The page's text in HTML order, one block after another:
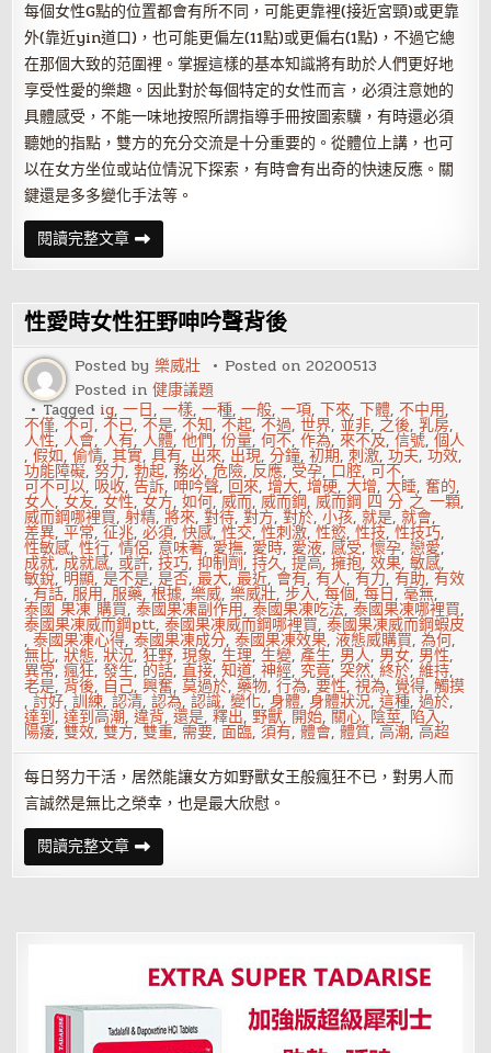
每個女性G點的位置都會有所不同，可能更靠裡(接近宮頸)或更靠
外(靠近yin道口)，也可能更偏左(11點)或更偏右(1點)，不過它總
在那個大致的范圍裡。掌握這樣的基本知識將有助於人們更好地
享受性愛的樂趣。因此對於每個特定的女性而言，必須注意她的
具體感受，不能一味地按照所謂指導手冊按圖索驥，有時還必須
聽她的指點，雙方的充分交流是十分重要的。從體位上講，也可
以在女方坐位或站位情況下探索，有時會有出奇的快速反應。關
鍵還是多多變化手法等。
閱讀完整文章G
點
刺
讓
夫
妻
性
福
再
升
級
性愛時女性狂野呻吟聲背後
Posted by樂威壯 Posted on20200513
Posted in健康議題
Tagged ig,一日,一樣,一種,一般,一項,下來,下體,不中用,
不僅,不可,不已,不是,不知,不起,不過,世界,並非, 之後,乳房,
人性,人會,人有,人體,他們,份量,何不,作為,來不及,信號,個人
,假如,偷情,其實,具有, 出來, 出現,分鐘,初期,刺激,功夫,功效,
功能障礙,努力,勃起,務必,危險, 反應, 受孕, 口腔,可不,
可不可以, 吸收,告訴, 呻吟聲, 回來,增大,增硬,大增,大睡,奮的,
女人,女友,女性,女方,如何,威而,威而鋼,威而鋼 四 分 之 一顆,
威而鋼哪裡買,射精,將來,對待,對方,對於,小孩,就是,就會,
差異,平常,征兆,必須,快感,性交,性刺激,性慾,性技,性技巧,
性敏感,性行,情侶, 意味著, 愛撫, 愛時, 愛液,感受,懷孕,戀愛,
成就, 成就感, 或許,技巧,抑制劑,持久,提高,擁抱,效果,敏感,
敏銳, 明顯,是不是,是否,最大,最近, 會有,有人,有力,有助,有效
,有話,服用,服藥,根據,樂威,樂威壯,步入,每個,每日,毫無,
泰國 果凍 購買,泰國果凍副作用,泰國果凍吃法,泰國果凍哪裡買,
泰國果凍威而鋼ptt,泰國果凍威而鋼哪裡買,泰國果凍威而鋼蝦皮
,泰國果凍心得,泰國果凍成分,泰國果凍效果,液態威購買,為何,
無比,狀態,狀況,狂野,現象,生理,生變,產生, 男人, 男女, 男性,
異常,瘋狂,發生, 的話,直接,知道,神經, 究竟,突然,終於,維持,
老是, 背後, 自己,興奮,莫過於,藥物,行為,要性,視為, 覺得,觸摸
,討好,訓練,認清,認為,認識,變化,身體,身體狀況,這種,過於,
達到,達到高潮,違背,還是,釋出,野獸, 開始, 關心, 陰莖, 陷入,
陽痿,雙效,雙方,雙重,需要,面臨,須有,體會,體質,高潮,高超
每日努力干活，居然能讓女方如野獸女王般瘋狂不已，對男人而
言誠然是無比之榮幸，也是最大欣慰。
閱讀完整文章性
愛
時
野
聲
背
後